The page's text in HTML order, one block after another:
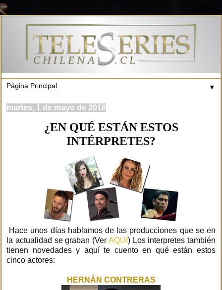
▼
martes, 1 de mayo de 2018
¿EN QUÉ ESTÁN ESTOS
INTÉRPRETES?
Hace unos días hablamos de las producciones que se en
la actualidad se graban (Ver AQUÍ ) Los interpretes también
tienen novedades y aquí te cuento en qué están estos
cinco actores:
HERNÁN CONTRERAS